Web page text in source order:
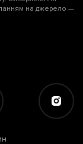
на джерело —